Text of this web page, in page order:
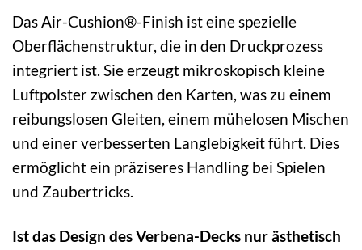
Das Air-Cushion®-Finish ist eine spezielle
Oberflächenstruktur, die in den Druckprozess
integriert ist. Sie erzeugt mikroskopisch kleine
Luftpolster zwischen den Karten, was zu einem
reibungslosen Gleiten, einem mühelosen Mischen
und einer verbesserten Langlebigkeit führt. Dies
ermöglicht ein präziseres Handling bei Spielen
und Zaubertricks.
Ist das Design des Verbena-Decks nur ästhetisch